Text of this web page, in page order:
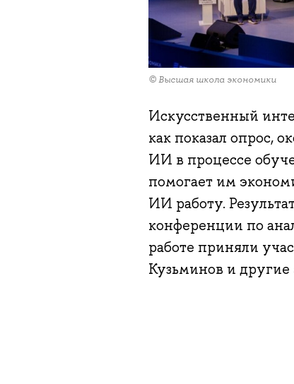
© Высшая школа экономики
Искусственный
как показал опрос,
ИИ в процессе
помогает им
ИИ работу.
конференции по
работе приняли
Кузьминов и